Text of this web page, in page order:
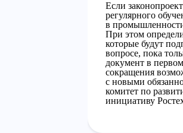
Если
регулярного
в
При этом
которые будут
вопросе, пока
документ в
сокращения
с новыми
комитет по
инициативу